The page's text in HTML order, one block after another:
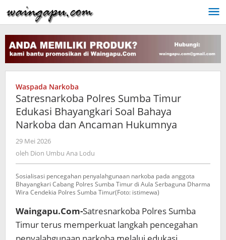
ke
konten
Waspada Narkoba
Satresnarkoba Polres Sumba Timur
Edukasi Bhayangkari Soal Bahaya
Narkoba dan Ancaman Hukumnya
29 Mei 2026
Dion
Lodu
oleh Dion Umbu Ana Lodu
Sosialisasi pencegahan penyalahgunaan narkoba pada anggota
Bhayangkari Cabang Polres Sumba Timur di Aula Serbaguna Dharma
Wira Cendekia Polres Sumba Timur(Foto: istimewa)
Waingapu.Com-Satresnarkoba Polres Sumba
Timur terus memperkuat langkah pencegahan